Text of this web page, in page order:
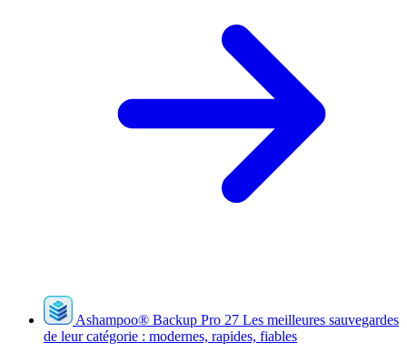
Ashampoo® Backup Pro 27 Les meilleures sauvegardes
de leur catégorie : modernes, rapides, fiables